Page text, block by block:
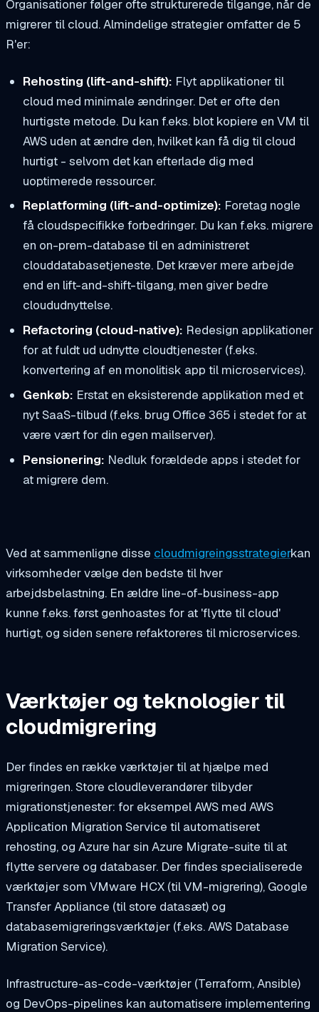
Organisationer følger ofte strukturerede tilgange, når de
migrerer til cloud. Almindelige strategier omfatter de 5
R'er:
Rehosting (lift-and-shift): Flyt applikationer til
cloud med minimale ændringer. Det er ofte den
hurtigste metode. Du kan f.eks. blot kopiere en VM til
AWS uden at ændre den, hvilket kan få dig til cloud
hurtigt - selvom det kan efterlade dig med
uoptimerede ressourcer.
Replatforming (lift-and-optimize): Foretag nogle
få cloudspecifikke forbedringer. Du kan f.eks. migrere
en on-prem-database til en administreret
clouddatabasetjeneste. Det kræver mere arbejde
end en lift-and-shift-tilgang, men giver bedre
cloududnyttelse.
Refactoring (cloud-native): Redesign applikationer
for at fuldt ud udnytte cloudtjenester (f.eks.
konvertering af en monolitisk app til microservices).
Genkøb: Erstat en eksisterende applikation med et
nyt SaaS-tilbud (f.eks. brug Office 365 i stedet for at
være vært for din egen mailserver).
Pensionering: Nedluk forældede apps i stedet for
at migrere dem.
Ved at sammenligne disse cloudmigreingsstrategierkan
virksomheder vælge den bedste til hver
arbejdsbelastning. En ældre line-of-business-app
kunne f.eks. først genhoastes for at 'flytte til cloud'
hurtigt, og siden senere refaktoreres til microservices.
Værktøjer og teknologier til
cloudmigrering
Der findes en række værktøjer til at hjælpe med
migreringen. Store cloudleverandører tilbyder
migrationstjenester: for eksempel AWS med AWS
Application Migration Service til automatiseret
rehosting, og Azure har sin Azure Migrate-suite til at
flytte servere og databaser. Der findes specialiserede
værktøjer som VMware HCX (til VM-migrering), Google
Transfer Appliance (til store datasæt) og
databasemigreringsværktøjer (f.eks. AWS Database
Migration Service).
Infrastructure-as-code-værktøjer (Terraform, Ansible)
og DevOps-pipelines kan automatisere implementering